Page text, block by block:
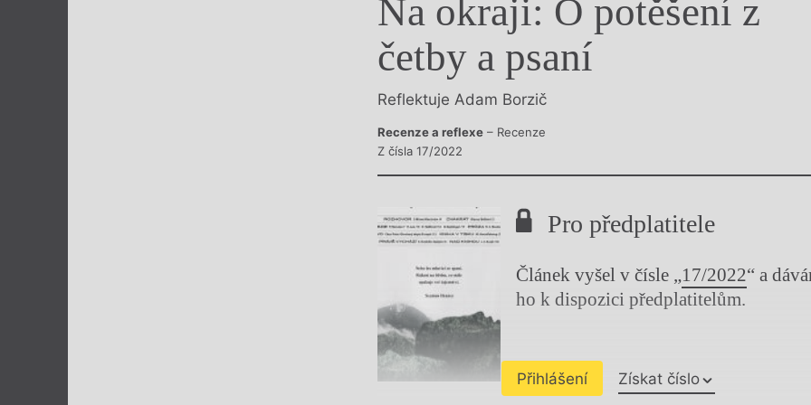
Výroční cenyNa okraji: O potěšení z
četby a psaní
Reflektuje Adam Borzič
Recenze a reflexe – Recenze
Z čísla 17/2022
Pro předplatitele
Článek vyšel v čísle „17/2022“ a
ho k dispozici předplatitelům.
Přihlášení Získat číslo